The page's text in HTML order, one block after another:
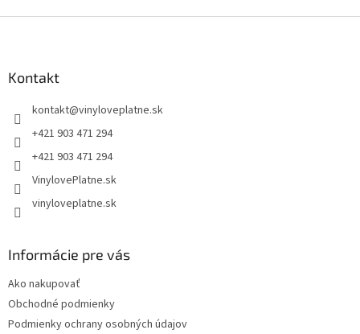
Kontakt
kontakt@vinyloveplatne.sk
+421 903 471 294
+421 903 471 294
VinylovePlatne.sk
vinyloveplatne.sk
Informácie pre vás
Ako nakupovať
Obchodné podmienky
Podmienky ochrany osobných údajov